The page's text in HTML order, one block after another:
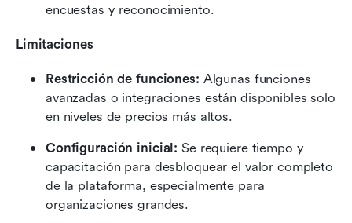
encuestas y reconocimiento.
Limitaciones
Restricción de funciones: Algunas funciones
avanzadas o integraciones están disponibles solo
en niveles de precios más altos.
Configuración inicial: Se requiere tiempo y
capacitación para desbloquear el valor completo
de la plataforma, especialmente para
organizaciones grandes.